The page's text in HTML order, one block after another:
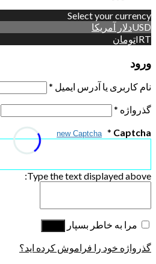
Select your currency
USDدلار آمریکا
IRTتومان
ورود
نام کاربری یا آدرس ایمیل *
گذرواژه *
Captcha
*
new Captcha
Type the text displayed above:
مرا به خاطر بسپار
گذرواژه خود را فراموش کرده اید؟